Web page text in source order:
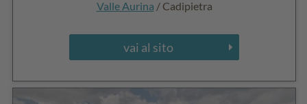
Valle Aurina / Cadipietra
vai al sito